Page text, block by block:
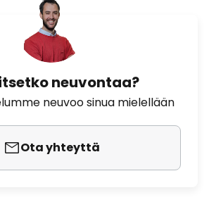
neuvontaa?
neuvoo sinua mielellään
Ota yhteyttä